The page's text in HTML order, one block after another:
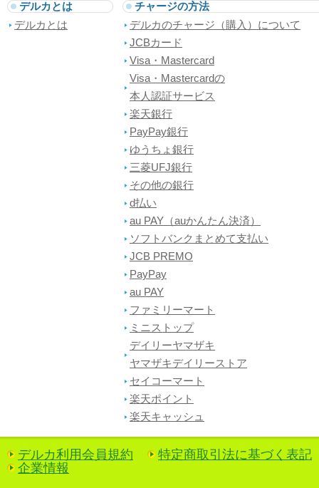
デルカとは
デルカとは
チャージの方法
デルカのチャージ（購入）について
JCBカード
Visa・Mastercard
Visa・Mastercardの
本人認証サービス
楽天銀行
PayPay銀行
ゆうちょ銀行
三菱UFJ銀行
その他の銀行
d払い
au PAY（auかんたん決済）
ソフトバンクまとめて支払い
JCB PREMO
PayPay
au PAY
ファミリーマート
ミニストップ
デイリーヤマザキ
ヤマザキデイリーストア
セイコーマート
楽天ポイント
楽天キャッシュ
デルカ利用会員規約
特定商取引法に基づく表記
企業情報